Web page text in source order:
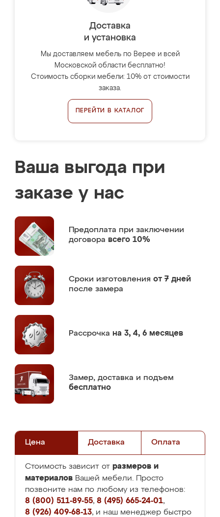
Доставка
и установка
Мы доставляем мебель по Верее и всей
Московской области бесплатно!
Стоимость сборки мебели: 10% от стоимости
заказа.
ПЕРЕЙТИ В КАТАЛОГ
Ваша выгода при
заказе у нас
Предоплата при заключении
договора всего 10%
Сроки изготовления от 7 дней
после замера
Рассрочка на 3, 4, 6 месяцев
Замер, доставка и подъем
бесплатно
Цена Доставка Оплата
Стоимость зависит от размеров и
материалов Вашей мебели. Просто
позвоните нам по любому из телефонов:
8 (800) 511-89-55, 8 (495) 665-24-01,
8 (926) 409-68-13, и наш менеджер быстро